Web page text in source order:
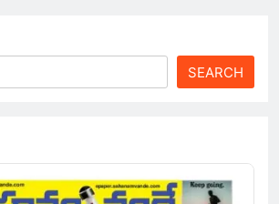
SEARCH